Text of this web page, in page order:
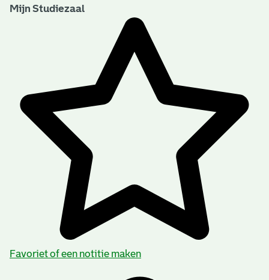
Mijn Studiezaal
Favoriet of een notitie maken